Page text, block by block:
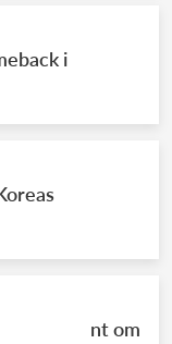
i
resa runt om